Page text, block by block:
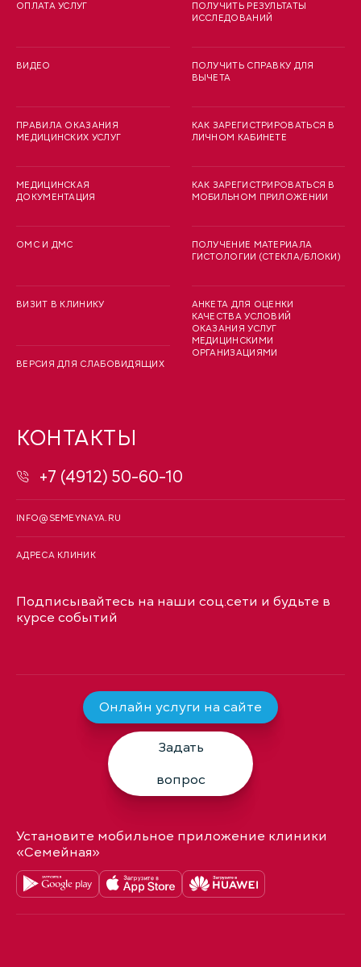
ОПЛАТА УСЛУГ
ВИДЕО
ПРАВИЛА ОКАЗАНИЯ
МЕДИЦИНСКИХ УСЛУГ
МЕДИЦИНСКАЯ
ДОКУМЕНТАЦИЯ
ОМС И ДМС
ВИЗИТ В КЛИНИКУ
ВЕРСИЯ ДЛЯ СЛАБОВИДЯЩИХ
ПОЛУЧИТЬ РЕЗУЛЬТАТЫ
ИССЛЕДОВАНИЙ
ПОЛУЧИТЬ СПРАВКУ ДЛЯ
ВЫЧЕТА
КАК ЗАРЕГИСТРИРОВАТЬСЯ В
ЛИЧНОМ КАБИНЕТЕ
КАК ЗАРЕГИСТРИРОВАТЬСЯ В
МОБИЛЬНОМ ПРИЛОЖЕНИИ
ПОЛУЧЕНИЕ МАТЕРИАЛА
ГИСТОЛОГИИ (СТЕКЛА/БЛОКИ)
АНКЕТА ДЛЯ ОЦЕНКИ
КАЧЕСТВА УСЛОВИЙ
ОКАЗАНИЯ УСЛУГ
МЕДИЦИНСКИМИ
ОРГАНИЗАЦИЯМИ
КОНТАКТЫ
+7 (4912) 50-60-10
INFO@SEMEYNAYA.RU
АДРЕСА КЛИНИК
Подписывайтесь на наши соц.сети и будьте в
курсе событий
Онлайн услуги на сайте
Задать
вопрос
Установите мобильное приложение клиники
«Семейная»